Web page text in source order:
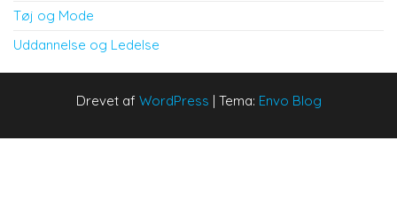
Tøj og Mode
Uddannelse og Ledelse
Drevet af WordPress | Tema: Envo Blog